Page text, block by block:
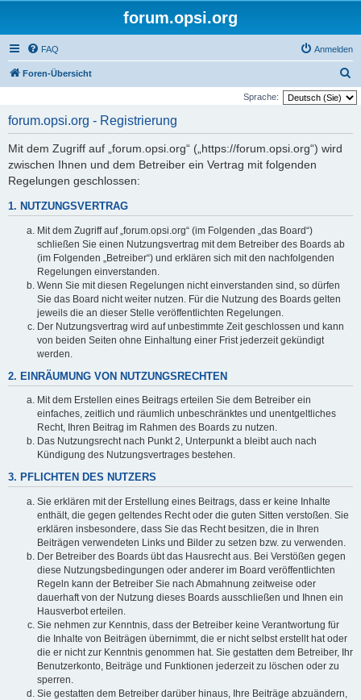
forum.opsi.org
FAQ Anmelden
Foren-Übersicht
u
Sprache:
forum.opsi.org - Registrierung
Mit dem Zugriff auf „forum.opsi.org“ („https://forum.opsi.org“) wird
zwischen Ihnen und dem Betreiber ein Vertrag mit folgenden
Regelungen geschlossen:
1. NUTZUNGSVERTRAG
Mit dem Zugriff auf „forum.opsi.org“ (im Folgenden „das Board“)
schließen Sie einen Nutzungsvertrag mit dem Betreiber des Boards ab
(im Folgenden „Betreiber“) und erklären sich mit den nachfolgenden
Regelungen einverstanden.
Wenn Sie mit diesen Regelungen nicht einverstanden sind, so dürfen
Sie das Board nicht weiter nutzen. Für die Nutzung des Boards gelten
jeweils die an dieser Stelle veröffentlichten Regelungen.
Der Nutzungsvertrag wird auf unbestimmte Zeit geschlossen und kann
von beiden Seiten ohne Einhaltung einer Frist jederzeit gekündigt
werden.
2. EINRÄUMUNG VON NUTZUNGSRECHTEN
Mit dem Erstellen eines Beitrags erteilen Sie dem Betreiber ein
einfaches, zeitlich und räumlich unbeschränktes und unentgeltliches
Recht, Ihren Beitrag im Rahmen des Boards zu nutzen.
Das Nutzungsrecht nach Punkt 2, Unterpunkt a bleibt auch nach
Kündigung des Nutzungsvertrages bestehen.
3. PFLICHTEN DES NUTZERS
Sie erklären mit der Erstellung eines Beitrags, dass er keine Inhalte
enthält, die gegen geltendes Recht oder die guten Sitten verstoßen. Sie
erklären insbesondere, dass Sie das Recht besitzen, die in Ihren
Beiträgen verwendeten Links und Bilder zu setzen bzw. zu verwenden.
Der Betreiber des Boards übt das Hausrecht aus. Bei Verstößen gegen
diese Nutzungsbedingungen oder anderer im Board veröffentlichten
Regeln kann der Betreiber Sie nach Abmahnung zeitweise oder
dauerhaft von der Nutzung dieses Boards ausschließen und Ihnen ein
Hausverbot erteilen.
Sie nehmen zur Kenntnis, dass der Betreiber keine Verantwortung für
die Inhalte von Beiträgen übernimmt, die er nicht selbst erstellt hat oder
die er nicht zur Kenntnis genommen hat. Sie gestatten dem Betreiber, Ihr
Benutzerkonto, Beiträge und Funktionen jederzeit zu löschen oder zu
sperren.
Sie gestatten dem Betreiber darüber hinaus, Ihre Beiträge abzuändern,